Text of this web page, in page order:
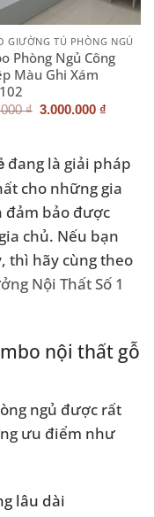
GIƯỜNG TỦ PHÒNG NGỦ
Phòng Ngủ Công
Màu Ghi Xám
₫ Giá
3.000.000 ₫
đang là giải pháp
cho những gia
đảm bảo được
chủ. Nếu bạn
thì hãy cùng theo
Nội Thất Số 1
nội thất gỗ
ngủ được rất
ưu điểm như
lâu dài